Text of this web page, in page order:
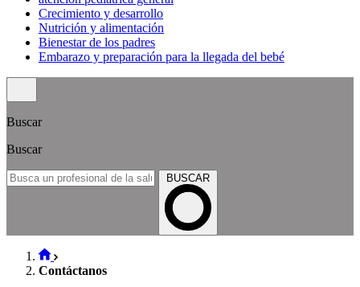
Crecimiento y desarrollo
Nutrición y alimentación
Bienestar de los padres
Embarazo y preparación para la llegada del bebé
Buscar
Buscar
BUSCAR
Contáctanos